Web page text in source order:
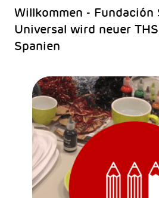
Willkommen - Fundación
Universal wird neuer
Spanien